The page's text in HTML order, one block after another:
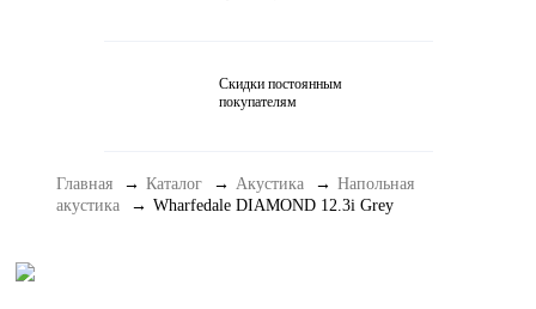
Домашние кинотеатры
Портативный Hi-Fi
Скидки постоянным
покупателям
Главная Каталог Акустика
Напольная
акустика
Wharfedale DIAMOND 12.3i Grey